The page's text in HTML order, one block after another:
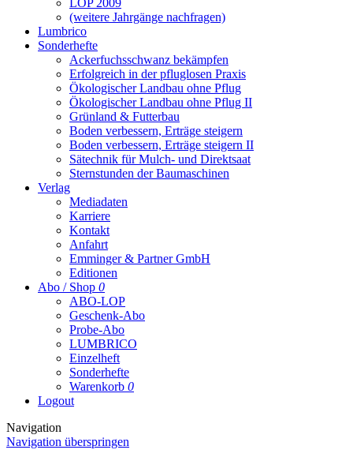
LOP 2009
(weitere Jahrgänge nachfragen)
Lumbrico
Sonderhefte
Ackerfuchsschwanz bekämpfen
Erfolgreich in der pfluglosen Praxis
Ökologischer Landbau ohne Pflug
Ökologischer Landbau ohne Pflug II
Grünland & Futterbau
Boden verbessern, Erträge steigern
Boden verbessern, Erträge steigern II
Sätechnik für Mulch- und Direktsaat
Sternstunden der Baumaschinen
Verlag
Mediadaten
Karriere
Kontakt
Anfahrt
Emminger & Partner GmbH
Editionen
Abo / Shop 0
ABO-LOP
Geschenk-Abo
Probe-Abo
LUMBRICO
Einzelheft
Sonderhefte
Warenkorb 0
Logout
Navigation
Navigation überspringen